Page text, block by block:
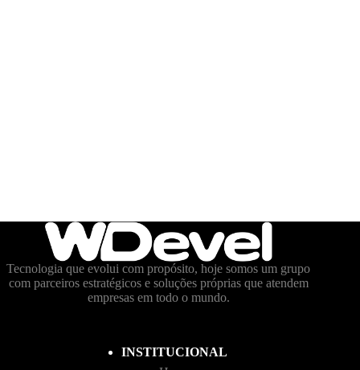
Tecnologia que evolui com propósito, hoje somos um grupo
com parceiros estratégicos e soluções próprias que atendem
empresas em todo o mundo.
INSTITUCIONAL